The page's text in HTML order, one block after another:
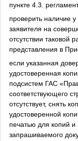
пункте 4.3.
проверить наличие
заявителя на
отсутствии таковой
представления в
если указанная
удостоверенная
подсистем ГАС
соответствующего
отсутствует, снять
удостоверенной
печатью для копий и
запрашиваемого